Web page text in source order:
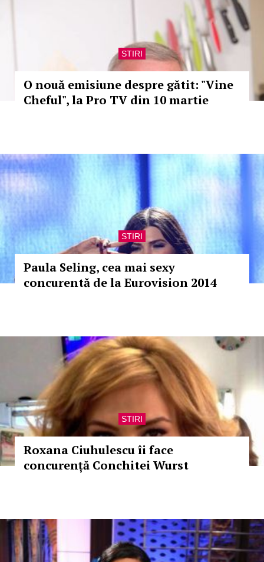
STIRI
O nouă emisiune despre gătit: "Vine
Cheful", la Pro TV din 10 martie
STIRI
Paula Seling, cea mai sexy
concurentă de la Eurovision 2014
STIRI
Roxana Ciuhulescu îi face
concurență Conchitei Wurst